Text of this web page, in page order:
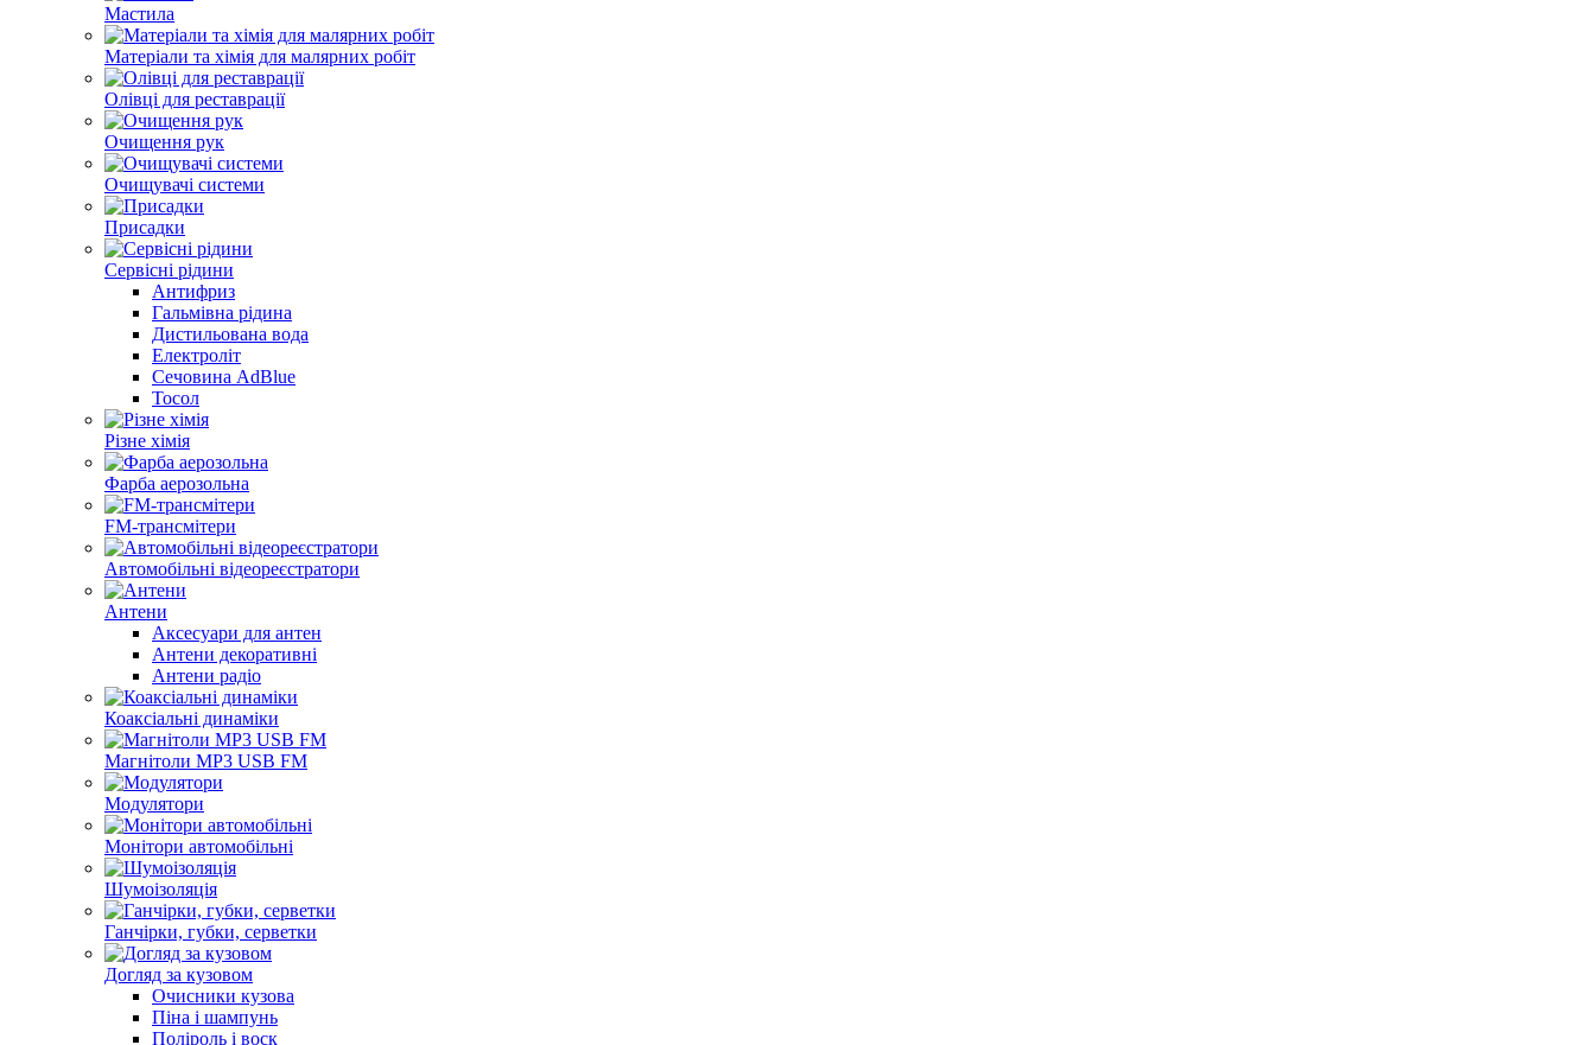
Мастила
Матеріали та хімія для малярних робіт
Олівці для реставрації
Очищення рук
Очищувачі системи
Присадки
Сервісні рідини
Антифриз
Гальмівна рідина
Дистильована вода
Електроліт
Сечовина AdBlue
Тосол
Різне хімія
Фарба аерозольна
FM-трансмітери
Автомобільні відеореєстратори
Антени
Аксесуари для антен
Антени декоративні
Антени радіо
Коаксіальні динаміки
Магнітоли MP3 USB FM
Модулятори
Монітори автомобільні
Шумоізоляція
Ганчірки, губки, серветки
Догляд за кузовом
Очисники кузова
Піна і шампунь
Поліроль і воск